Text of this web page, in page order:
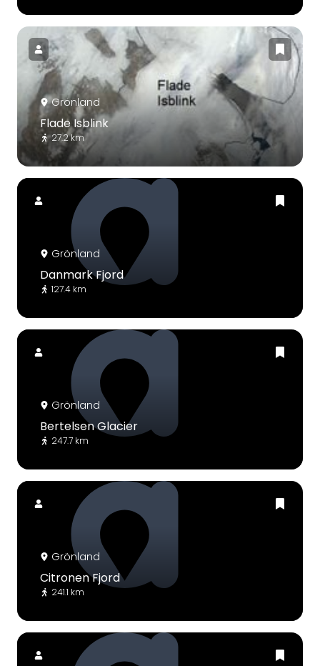
Grönland
Flade Isblink
27.2 km
Grönland
Danmark Fjord
127.4 km
Grönland
Bertelsen Glacier
247.7 km
Grönland
Citronen Fjord
241.1 km